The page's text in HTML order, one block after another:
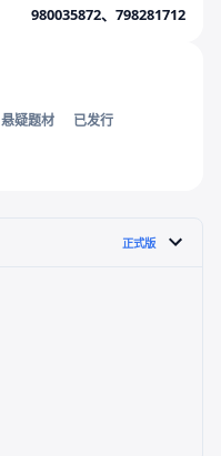
980035872、 798281712
悬疑题材
已发行
正式版